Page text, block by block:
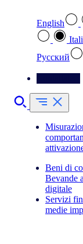
English
Pусский
Beni di
Bevande
digitale
Servizi
medie